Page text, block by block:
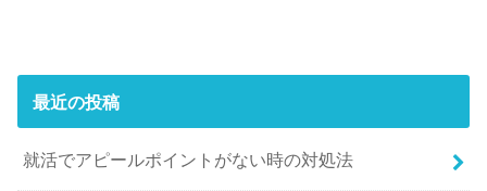
最近の投稿
就活でアピールポイントがない時の対処法